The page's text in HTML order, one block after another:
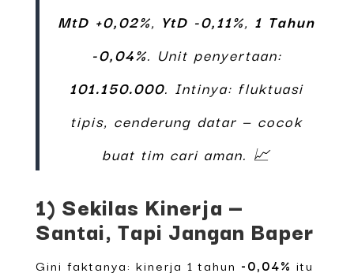
MtD +0,02%, YtD -0,11%, 1 Tahun
-0,04%. Unit penyertaan:
101.150.000. Intinya: fluktuasi
tipis, cenderung datar — cocok
buat tim cari aman. 📈
1) Sekilas Kinerja —
Santai, Tapi Jangan Baper
Gini faktanya: kinerja 1 tahun -0,04% itu